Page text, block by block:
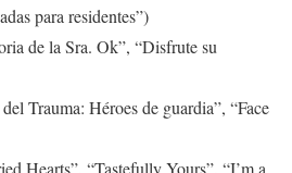
para residentes”)
de la Sra. Ok”, “Disfrute su
Trauma: Héroes de guardia”, “Face
Hearts”, “Tastefully Yours”, “I’m a